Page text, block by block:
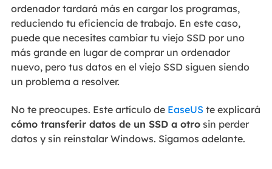
ordenador tardará más en cargar los programas,
reduciendo tu eficiencia de trabajo. En este caso,
puede que necesites cambiar tu viejo SSD por uno
más grande en lugar de comprar un ordenador
nuevo, pero tus datos en el viejo SSD siguen siendo
un problema a resolver.
No te preocupes. Este artículo de EaseUS te explicará
cómo transferir datos de un SSD a otrosin perder
datos y sin reinstalar Windows. Sigamos adelante.